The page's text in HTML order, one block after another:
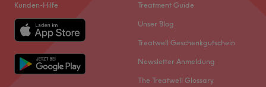
Kunden-Hilfe Treatment Guide
Unser Blog
Treatwell Geschenkgutschein
Newsletter Anmeldung
The Treatwell Glossary